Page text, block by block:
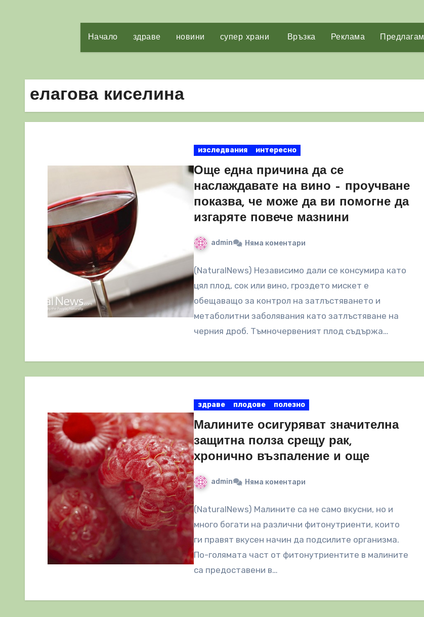
Начало здраве новини супер храни Връзка Реклама Предлагам
елагова киселина
изследвания интересно
Още една причина да се
наслаждавате на вино – проучване
показва, че може да ви помогне да
изгаряте повече мазнини
admin Няма коментари
(NaturalNews) Независимо дали се консумира като
цял плод, сок или вино, гроздето мискет e
обещаващо за контрол на затлъстяването и
метаболитни заболявания като затлъстяване на
черния дроб. Тъмночервеният плод съдържа…
здраве плодове полезно
Малините осигуряват значителна
защитна полза срещу рак,
хронично възпаление и още
admin Няма коментари
(NaturalNews) Малините са не само вкусни, но и
много богати на различни фитонутриенти, които
ги правят вкусен начин да подсилите организма.
По-голямата част от фитонутриентите в малините
са предоставени в…